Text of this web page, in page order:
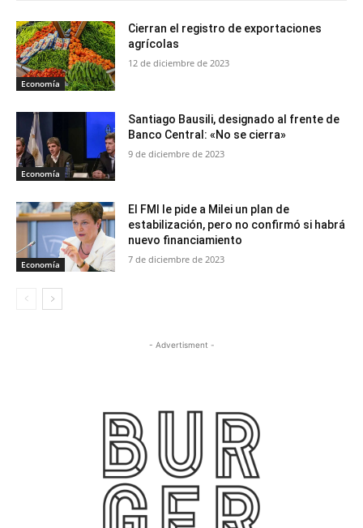
Economía
Cierran el registro de exportaciones
agrícolas
12 de diciembre de 2023
Economía
Santiago Bausili, designado al frente de
Banco Central: «No se cierra»
9 de diciembre de 2023
Economía
El FMI le pide a Milei un plan de
estabilización, pero no confirmó si habrá
nuevo financiamiento
7 de diciembre de 2023
- Advertisment -